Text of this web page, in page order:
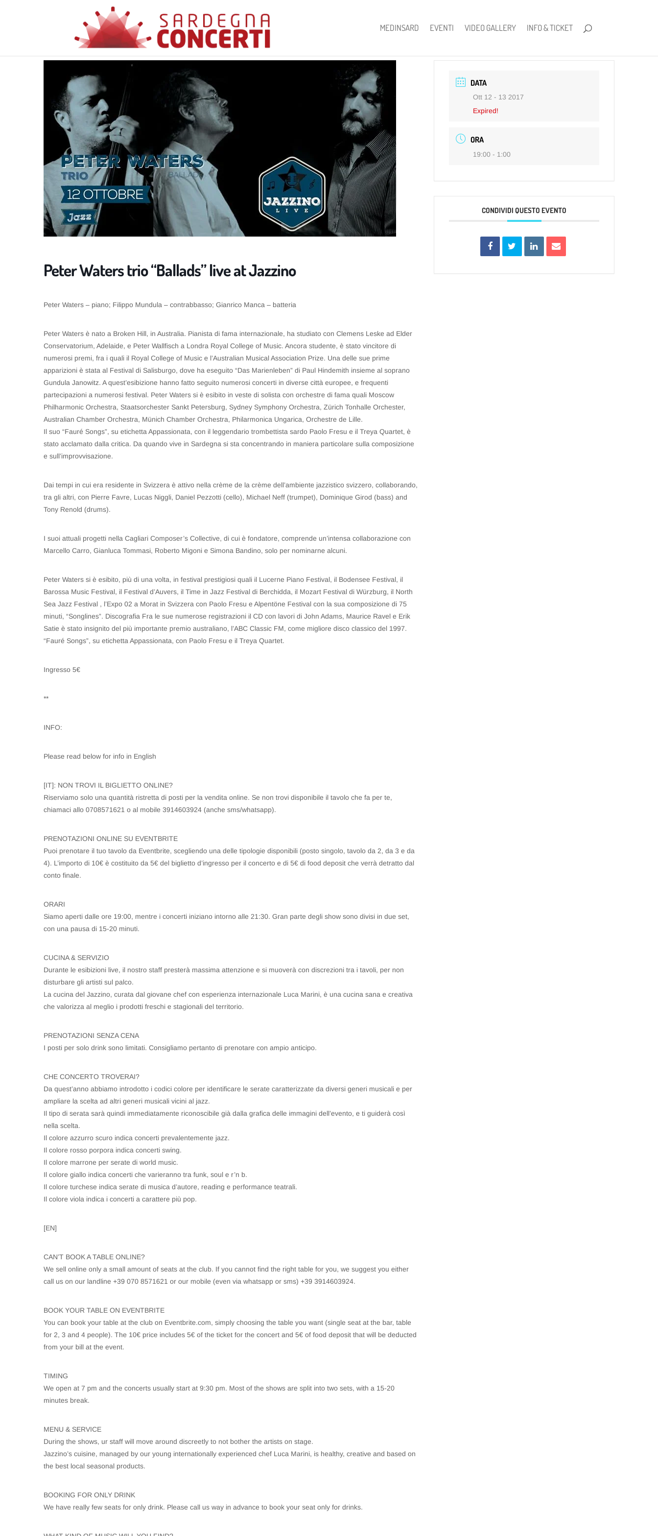
MEDINSARD EVENTI VIDEO GALLERY INFO & TICKET
Peter Waters trio “Ballads” live at Jazzino
Peter Waters – piano; Filippo Mundula – contrabbasso; Gianrico Manca – batteria
Peter Waters è nato a Broken Hill, in Australia. Pianista di fama internazionale, ha studiato con Clemens Leske ad Elder
Conservatorium, Adelaide, e Peter Wallfisch a Londra Royal College of Music. Ancora studente, è stato vincitore di
numerosi premi, fra i quali il Royal College of Music e l’Australian Musical Association Prize. Una delle sue prime
apparizioni è stata al Festival di Salisburgo, dove ha eseguito “Das Marienleben” di Paul Hindemith insieme al soprano
Gundula Janowitz. A quest’esibizione hanno fatto seguito numerosi concerti in diverse città europee, e frequenti
partecipazioni a numerosi festival. Peter Waters si è esibito in veste di solista con orchestre di fama quali Moscow
Philharmonic Orchestra, Staatsorchester Sankt Petersburg, Sydney Symphony Orchestra, Zürich Tonhalle Orchester,
Australian Chamber Orchestra, Münich Chamber Orchestra, Philarmonica Ungarica, Orchestre de Lille.
Il suo “Fauré Songs”, su etichetta Appassionata, con il leggendario trombettista sardo Paolo Fresu e il Treya Quartet, è
stato acclamato dalla critica. Da quando vive in Sardegna si sta concentrando in maniera particolare sulla composizione
e sull’improvvisazione.
Dai tempi in cui era residente in Svizzera è attivo nella crème de la crème dell’ambiente jazzistico svizzero, collaborando,
tra gli altri, con Pierre Favre, Lucas Niggli, Daniel Pezzotti (cello), Michael Neff (trumpet), Dominique Girod (bass) and
Tony Renold (drums).
I suoi attuali progetti nella Cagliari Composer’s Collective, di cui è fondatore, comprende un’intensa collaborazione con
Marcello Carro, Gianluca Tommasi, Roberto Migoni e Simona Bandino, solo per nominarne alcuni.
Peter Waters si è esibito, più di una volta, in festival prestigiosi quali il Lucerne Piano Festival, il Bodensee Festival, il
Barossa Music Festival, il Festival d’Auvers, il Time in Jazz Festival di Berchidda, il Mozart Festival di Würzburg, il North
Sea Jazz Festival , l’Expo 02 a Morat in Svizzera con Paolo Fresu e Alpentöne Festival con la sua composizione di 75
minuti, “Songlines”. Discografia Fra le sue numerose registrazioni il CD con lavori di John Adams, Maurice Ravel e Erik
Satie è stato insignito del più importante premio australiano, l’ABC Classic FM, come migliore disco classico del 1997.
“Fauré Songs”, su etichetta Appassionata, con Paolo Fresu e il Treya Quartet.
Ingresso 5€
**
INFO:
Please read below for info in English
[IT]: NON TROVI IL BIGLIETTO ONLINE?
Riserviamo solo una quantità ristretta di posti per la vendita online. Se non trovi disponibile il tavolo che fa per te,
chiamaci allo 0708571621 o al mobile 3914603924 (anche sms/whatsapp).
PRENOTAZIONI ONLINE SU EVENTBRITE
Puoi prenotare il tuo tavolo da Eventbrite, scegliendo una delle tipologie disponibili (posto singolo, tavolo da 2, da 3 e da
4). L’importo di 10€ è costituito da 5€ del biglietto d’ingresso per il concerto e di 5€ di food deposit che verrà detratto dal
conto finale.
ORARI
Siamo aperti dalle ore 19:00, mentre i concerti iniziano intorno alle 21:30. Gran parte degli show sono divisi in due set,
con una pausa di 15-20 minuti.
CUCINA & SERVIZIO
Durante le esibizioni live, il nostro staff presterà massima attenzione e si muoverà con discrezioni tra i tavoli, per non
disturbare gli artisti sul palco.
La cucina del Jazzino, curata dal giovane chef con esperienza internazionale Luca Marini, è una cucina sana e creativa
che valorizza al meglio i prodotti freschi e stagionali del territorio.
PRENOTAZIONI SENZA CENA
I posti per solo drink sono limitati. Consigliamo pertanto di prenotare con ampio anticipo.
CHE CONCERTO TROVERAI?
Da quest’anno abbiamo introdotto i codici colore per identificare le serate caratterizzate da diversi generi musicali e per
ampliare la scelta ad altri generi musicali vicini al jazz.
Il tipo di serata sarà quindi immediatamente riconoscibile già dalla grafica delle immagini dell’evento, e ti guiderà così
nella scelta.
Il colore azzurro scuro indica concerti prevalentemente jazz.
Il colore rosso porpora indica concerti swing.
Il colore marrone per serate di world music.
Il colore giallo indica concerti che varieranno tra funk, soul e r’n b.
Il colore turchese indica serate di musica d’autore, reading e performance teatrali.
Il colore viola indica i concerti a carattere più pop.
[EN]
CAN’T BOOK A TABLE ONLINE?
We sell online only a small amount of seats at the club. If you cannot find the right table for you, we suggest you either
call us on our landline +39 070 8571621 or our mobile (even via whatsapp or sms) +39 3914603924.
BOOK YOUR TABLE ON EVENTBRITE
You can book your table at the club on Eventbrite.com, simply choosing the table you want (single seat at the bar, table
for 2, 3 and 4 people). The 10€ price includes 5€ of the ticket for the concert and 5€ of food deposit that will be deducted
from your bill at the event.
TIMING
We open at 7 pm and the concerts usually start at 9:30 pm. Most of the shows are split into two sets, with a 15-20
minutes break.
MENU & SERVICE
During the shows, ur staff will move around discreetly to not bother the artists on stage.
Jazzino’s cuisine, managed by our young internationally experienced chef Luca Marini, is healthy, creative and based on
the best local seasonal products.
BOOKING FOR ONLY DRINK
We have really few seats for only drink. Please call us way in advance to book your seat only for drinks.
DATA
Ott 12 - 13 2017
Expired!
ORA
19:00 - 1:00
CONDIVIDI QUESTO EVENTO